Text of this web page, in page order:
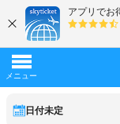
日付未定